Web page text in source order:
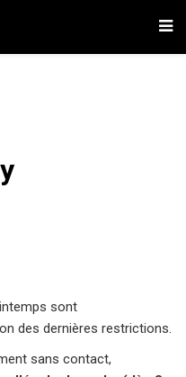
sont
des dernières restrictions.
sans contact,